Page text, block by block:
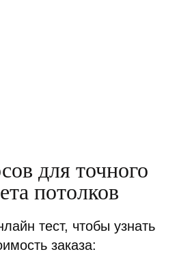
для точного
потолков
тест, чтобы узнать
заказа: